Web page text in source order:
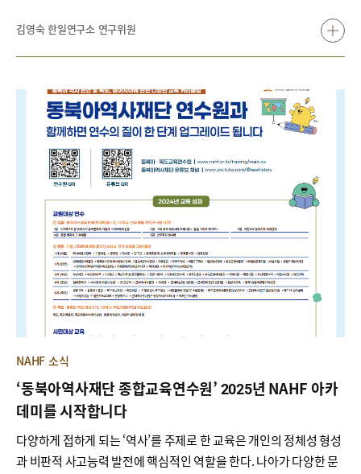
과가 부족하며, 그중에서도 일본점령기 연구는 백지에 가까운 실정이
다. 일본에서는 다양한 연구가 이루어진 것에 비해 한국에서는 그렇
지 못했던 이유는 무엇일까?
김영숙 한일연구소 연구위원
NAHF 소식
‘동북아역사재단 종합교육연수원’ 2025년 NAHF 아카
데미를 시작합니다
다양하게 접하게 되는 ‘역사’를 주제로 한 교육은 개인의 정체성 형성
과 비판적 사고능력 발전에 핵심적인 역할을 한다. 나아가 다양한 문